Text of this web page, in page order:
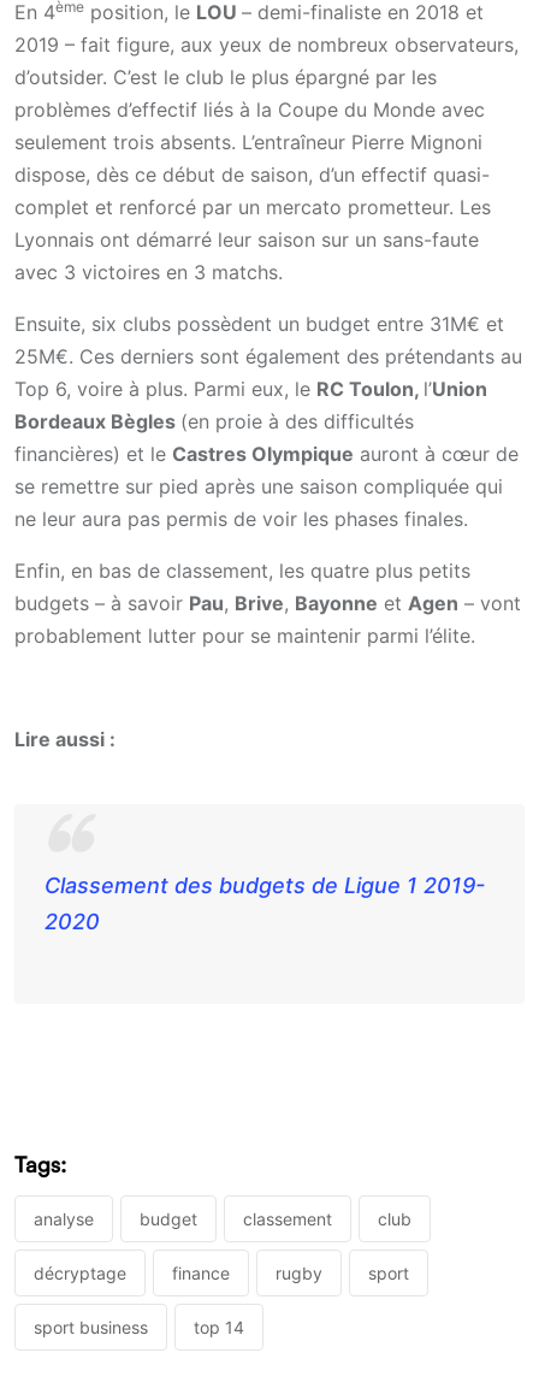
En 4ème position, le LOU – demi-finaliste en 2018 et
2019 – fait figure, aux yeux de nombreux observateurs,
d’outsider. C’est le club le plus épargné par les
problèmes d’effectif liés à la Coupe du Monde avec
seulement trois absents. L’entraîneur Pierre Mignoni
dispose, dès ce début de saison, d’un effectif quasi-
complet et renforcé par un mercato prometteur. Les
Lyonnais ont démarré leur saison sur un sans-faute
avec 3 victoires en 3 matchs.
Ensuite, six clubs possèdent un budget entre 31M€ et
25M€. Ces derniers sont également des prétendants au
Top 6, voire à plus. Parmi eux, le RC Toulon, l’Union
Bordeaux Bègles (en proie à des difficultés
financières) et le Castres Olympique auront à cœur de
se remettre sur pied après une saison compliquée qui
ne leur aura pas permis de voir les phases finales.
Enfin, en bas de classement, les quatre plus petits
budgets – à savoir Pau, Brive, Bayonne et Agen – vont
probablement lutter pour se maintenir parmi l’élite.
Lire aussi :
Classement des budgets de Ligue 1 2019-
2020
Tags:
analyse budget classement club
décryptage finance rugby sport
sport business top 14